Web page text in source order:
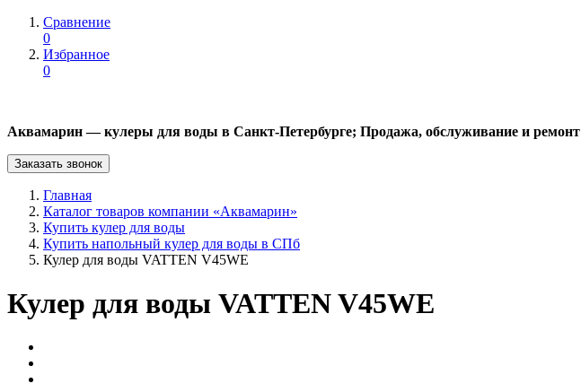
Сравнение
0
Избранное
0
Аквамарин — кулеры для воды в Санкт-Петербурге; Продажа, обслуживание и ремонт
Заказать звонок
Главная
Каталог товаров компании «Аквамарин»
Купить кулер для воды
Купить напольный кулер для воды в СПб
Кулер для воды VATTEN V45WE
Кулер для воды VATTEN V45WE